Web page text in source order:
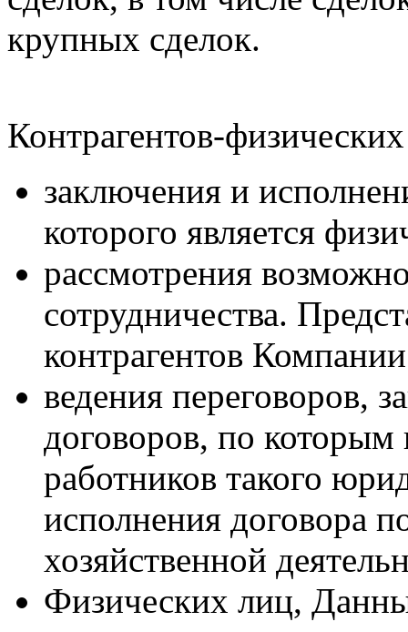
крупных сделок.
Контрагентов-
заключения и
которого является
рассмотрения
сотрудничества.
контрагентов
ведения переговоров,
договоров, по
работников такого
исполнения договора
хозяйственной
Физических лиц,